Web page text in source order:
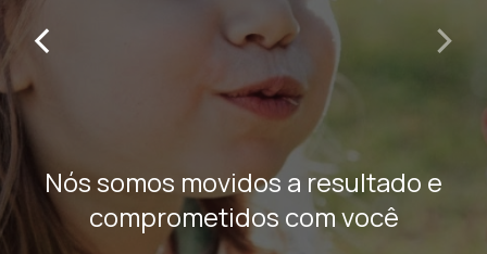
Nós somos movidos a resultado e
comprometidos com você
‹ ›